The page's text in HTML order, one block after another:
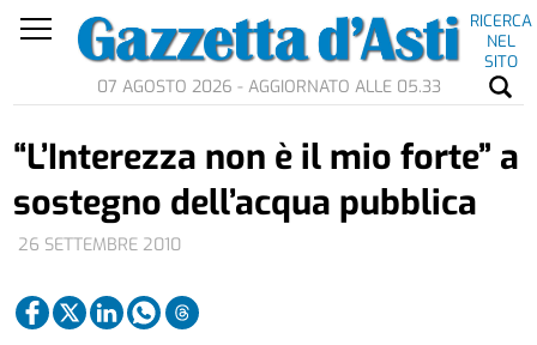
RICERCA
NEL
SITO
07 AGOSTO 2026 - AGGIORNATO ALLE 05.33
26 SETTEMBRE 2010
“L’Interezza non è il mio forte” a
sostegno dell’acqua pubblica